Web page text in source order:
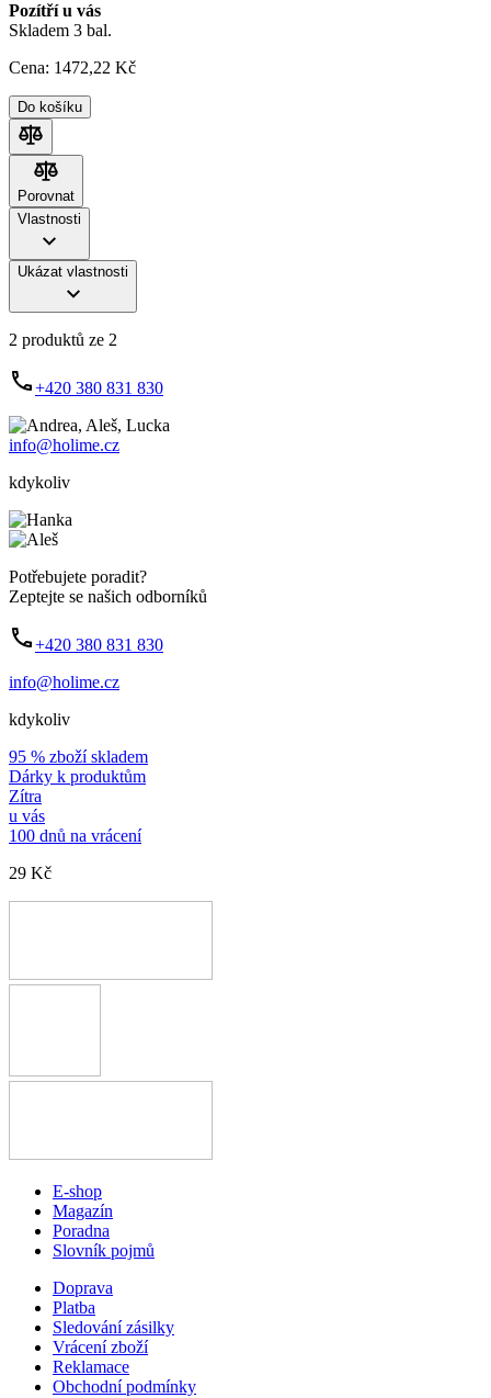
Pozítří u vás
Skladem 3 bal.
Cena: 1472,22 Kč
Do košíku
Porovnat
Porovnat
Vlastnosti
Ukázat vlastnosti
2 produktů ze 2
+420 380 831 830
info@holime.cz
kdykoliv
Potřebujete poradit?
Zeptejte se našich odborníků
+420 380 831 830
info@holime.cz
kdykoliv
95 % zboží skladem
Dárky k produktům
Zítra
u vás
100 dnů na vrácení
29 Kč
E-shop
Magazín
Poradna
Slovník pojmů
Doprava
Platba
Sledování zásilky
Vrácení zboží
Reklamace
Obchodní podmínky